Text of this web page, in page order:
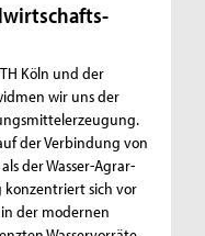
Köln und der
wir uns der
der Verbindung von
der Wasser-Agrar-
konzentriert sich vor
der modernen